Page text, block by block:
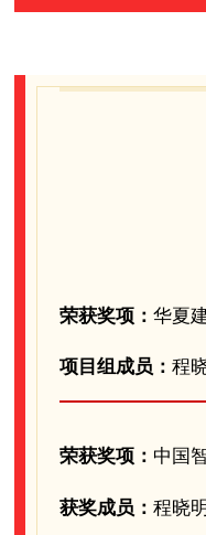
荣获奖项： 华夏
项目组成员： 程
荣获奖项： 中国
获奖成员： 程晓